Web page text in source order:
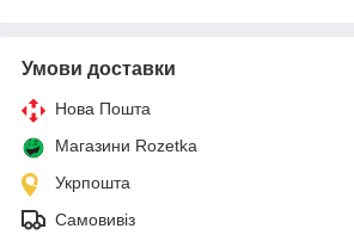
Умови доставки
Нова Пошта
Магазини Rozetka
Укрпошта
Самовивіз